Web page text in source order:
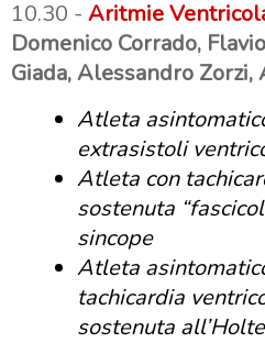
10.30 - Aritmie
Domenico Corrado,
Giada, Alessandro
Atleta
extrasistoli
Atleta con
sostenuta
sincope
Atleta
tachicardia
sostenuta